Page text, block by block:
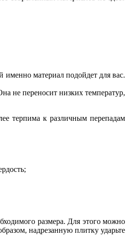
именно материал подойдет для вас.
не переносит низких температур,
терпима к различным перепадам
размера. Для этого можно
надрезанную плитку ударьте